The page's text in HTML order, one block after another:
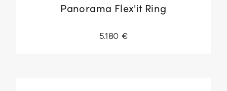
Panorama Flex'it Ring
5.180 €